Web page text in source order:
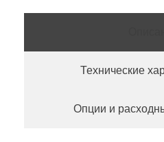
Технические
Опции и